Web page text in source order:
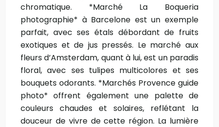
chromatique. *Marché La Boqueria
photographie* à Barcelone est un exemple
parfait, avec ses étals débordant de fruits
exotiques et de jus pressés. Le marché aux
fleurs d’Amsterdam, quant à lui, est un paradis
floral, avec ses tulipes multicolores et ses
bouquets odorants. *Marchés Provence guide
photo* offrent également une palette de
couleurs chaudes et solaires, reflétant la
douceur de vivre de cette région. La lumière